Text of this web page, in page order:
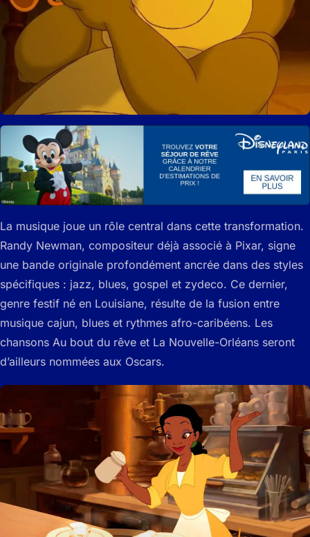
La musique joue un rôle central dans cette transformation.
Randy Newman, compositeur déjà associé à Pixar, signe
une bande originale profondément ancrée dans des styles
spécifiques : jazz, blues, gospel et zydeco. Ce dernier,
genre festif né en Louisiane, résulte de la fusion entre
musique cajun, blues et rythmes afro-caribéens. Les
chansons Au bout du rêve et La Nouvelle-Orléans seront
d’ailleurs nommées aux Oscars.